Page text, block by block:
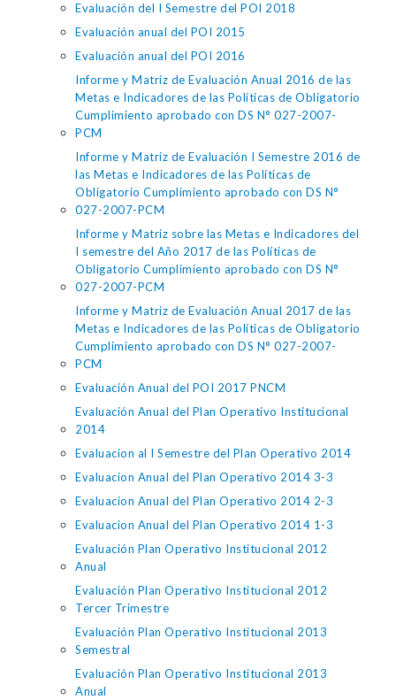
Evaluación del I Semestre del POI 2018
Evaluación anual del POI 2015
Evaluación anual del POI 2016
Informe y Matriz de Evaluación Anual 2016 de las
Metas e Indicadores de las Políticas de Obligatorio
Cumplimiento aprobado con DS N° 027-2007-
PCM
Informe y Matriz de Evaluación I Semestre 2016 de
las Metas e Indicadores de las Políticas de
Obligatorio Cumplimiento aprobado con DS N°
027-2007-PCM
Informe y Matriz sobre las Metas e Indicadores del
I semestre del Año 2017 de las Políticas de
Obligatorio Cumplimiento aprobado con DS N°
027-2007-PCM
Informe y Matriz de Evaluación Anual 2017 de las
Metas e Indicadores de las Políticas de Obligatorio
Cumplimiento aprobado con DS N° 027-2007-
PCM
Evaluación Anual del POI 2017 PNCM
Evaluación Anual del Plan Operativo Institucional
2014
Evaluacion al I Semestre del Plan Operativo 2014
Evaluacion Anual del Plan Operativo 2014 3-3
Evaluacion Anual del Plan Operativo 2014 2-3
Evaluacion Anual del Plan Operativo 2014 1-3
Evaluación Plan Operativo Institucional 2012
Anual
Evaluación Plan Operativo Institucional 2012
Tercer Trimestre
Evaluación Plan Operativo Institucional 2013
Semestral
Evaluación Plan Operativo Institucional 2013
Anual